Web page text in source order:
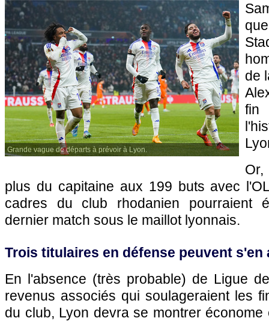
Grande vague de départs à prévoir à Lyon.
de
fin
plus du capitaine aux 199 buts avec
cadres du club rhodanien pourraient
dernier match sous le maillot lyonnais.
Trois titulaires en défense peuvent s'en
En l'absence (très probable) de Ligue
revenus associés qui soulageraient les
du club, Lyon devra se montrer